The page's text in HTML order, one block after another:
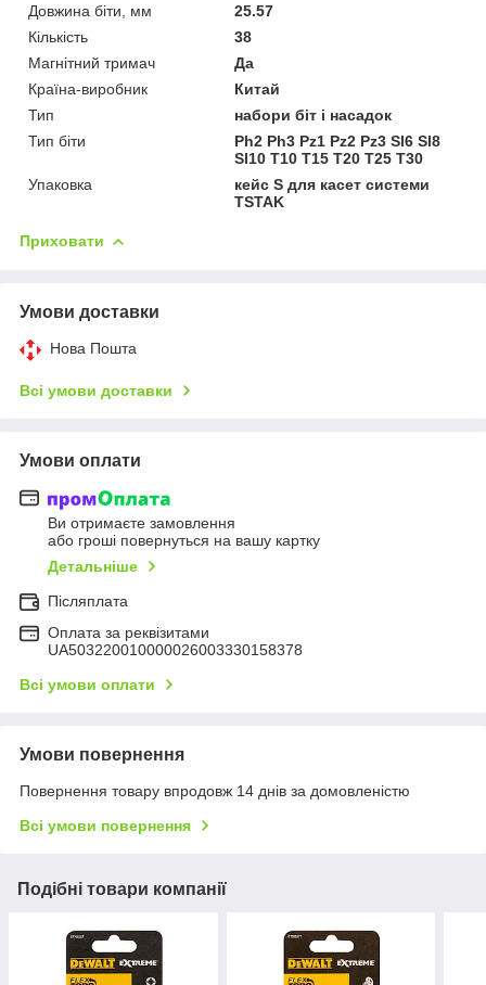
Довжина біти, мм
25.57
Кількість
38
Магнітний тримач
Да
Країна-виробник
Китай
Тип
набори біт і насадок
Тип біти
Ph2 Ph3 Pz1 Pz2 Pz3 Sl6 Sl8
Sl10 T10 T15 T20 T25 T30
Упаковка
кейс S для касет системи
TSTAK
Приховати
Умови доставки
Нова Пошта
Всі умови доставки
Умови оплати
Ви отримаєте замовлення
або гроші повернуться на вашу картку
Детальніше
Післяплата
Оплата за реквізитами
UA503220010000026003330158378
Всі умови оплати
Умови повернення
Повернення товару впродовж 14 днів за домовленістю
Всі умови повернення
Подібні товари компанії